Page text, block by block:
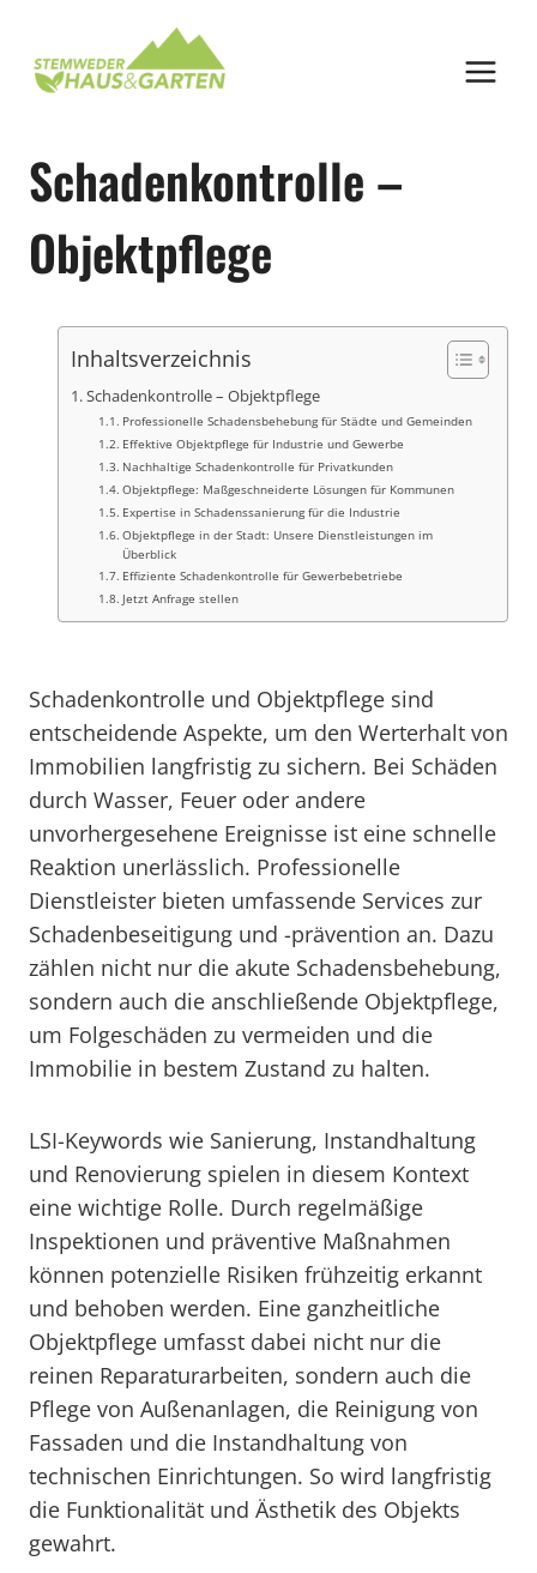
springen
Schadenkontrolle –
Objektpflege
Inhaltsverzeichnis
Schadenkontrolle – Objektpflege
Professionelle Schadensbehebung für Städte und Gemeinden
Effektive Objektpflege für Industrie und Gewerbe
Nachhaltige Schadenkontrolle für Privatkunden
Objektpflege: Maßgeschneiderte Lösungen für Kommunen
Expertise in Schadenssanierung für die Industrie
Objektpflege in der Stadt: Unsere Dienstleistungen im
Überblick
Effiziente Schadenkontrolle für Gewerbebetriebe
Jetzt Anfrage stellen
Schadenkontrolle und Objektpflege sind
entscheidende Aspekte, um den Werterhalt von
Immobilien langfristig zu sichern. Bei Schäden
durch Wasser, Feuer oder andere
unvorhergesehene Ereignisse ist eine schnelle
Reaktion unerlässlich. Professionelle
Dienstleister bieten umfassende Services zur
Schadenbeseitigung und -prävention an. Dazu
zählen nicht nur die akute Schadensbehebung,
sondern auch die anschließende Objektpflege,
um Folgeschäden zu vermeiden und die
Immobilie in bestem Zustand zu halten.
LSI-Keywords wie Sanierung, Instandhaltung
und Renovierung spielen in diesem Kontext
eine wichtige Rolle. Durch regelmäßige
Inspektionen und präventive Maßnahmen
können potenzielle Risiken frühzeitig erkannt
und behoben werden. Eine ganzheitliche
Objektpflege umfasst dabei nicht nur die
reinen Reparaturarbeiten, sondern auch die
Pflege von Außenanlagen, die Reinigung von
Fassaden und die Instandhaltung von
technischen Einrichtungen. So wird langfristig
die Funktionalität und Ästhetik des Objekts
gewahrt.